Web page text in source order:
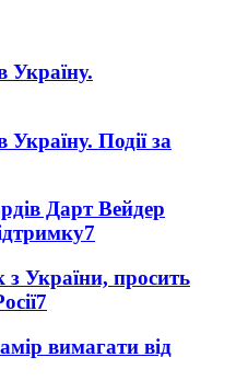
Україну.
Україну. Події за
Дарт Вейдер
7
з України, просить
7
вимагати від